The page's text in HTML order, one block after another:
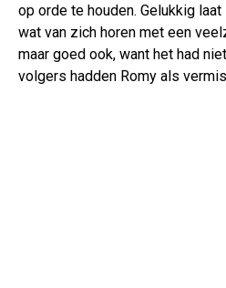
op orde te houden. Gelukkig
wat van zich horen met een
maar goed ook, want het had
volgers hadden Romy als